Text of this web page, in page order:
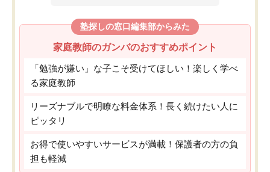
塾探しの窓口編集部からみた
家庭教師のガンバのおすすめポイント
「勉強が嫌い」な子こそ受けてほしい！楽しく学べ
る家庭教師
リーズナブルで明瞭な料金体系！長く続けたい人に
ピッタリ
お得で使いやすいサービスが満載！保護者の方の負
担も軽減